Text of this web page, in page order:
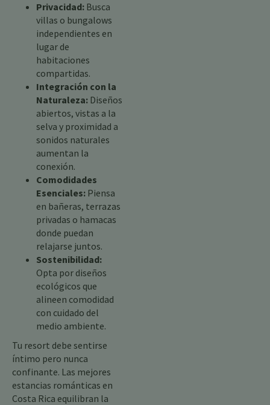
Privacidad: Busca
villas o bungalows
independientes en
lugar de
habitaciones
compartidas.
Integración con la
Naturaleza: Diseños
abiertos, vistas a la
selva y proximidad a
sonidos naturales
aumentan la
conexión.
Comodidades
Esenciales: Piensa
en bañeras, terrazas
privadas o hamacas
donde puedan
relajarse juntos.
Sostenibilidad:
Opta por diseños
ecológicos que
alineen comodidad
con cuidado del
medio ambiente.
Tu resort debe sentirse
íntimo pero nunca
confinante. Las mejores
estancias románticas en
Costa Rica equilibran la